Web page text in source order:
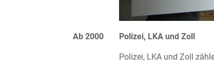
Ab 2000 Polizei, LKA und Zoll
Polizei, LKA und Zoll